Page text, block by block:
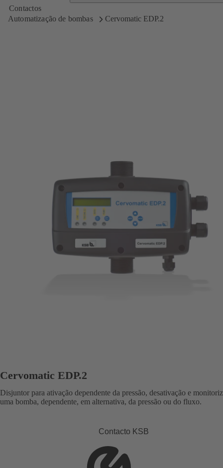
Contactos
Automatização de bombas
Cervomatic EDP.2
Cervomatic EDP.2
Disjuntor para ativação dependente da pressão, desativação e
uma bomba, dependente, em alternativa, da pressão ou do fluxo.
Contacto KSB